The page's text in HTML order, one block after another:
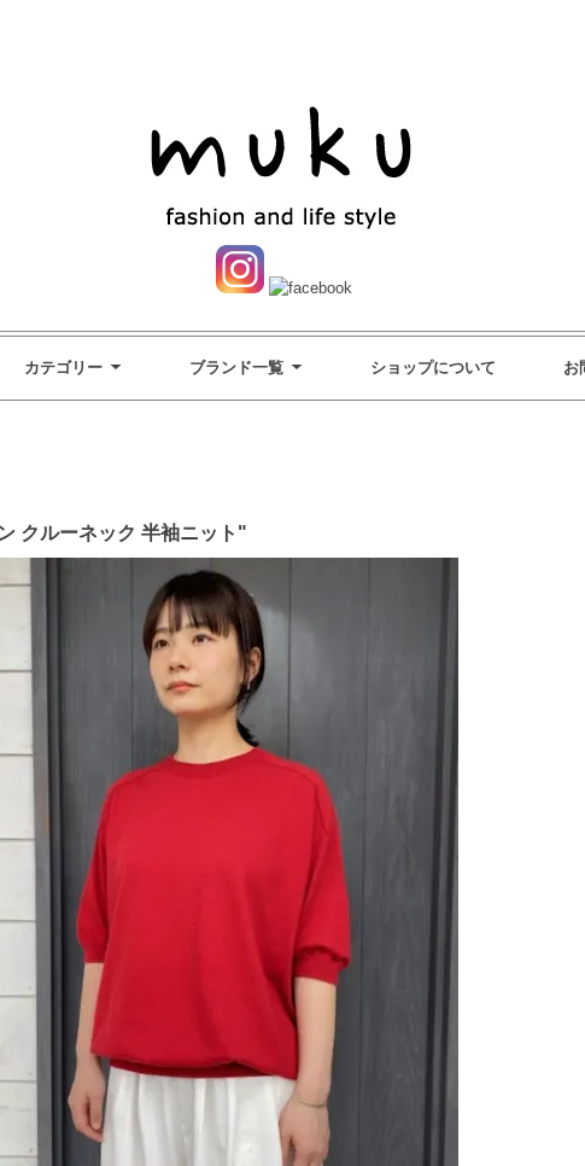
カテゴリー ブランド一覧 ショップについて お
クルーネック 半袖ニット"